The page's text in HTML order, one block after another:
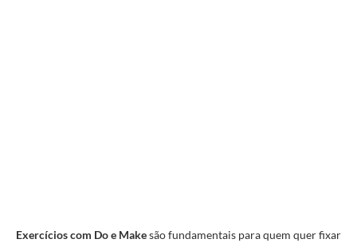
Exercícios com Do e Makesão fundamentais para quem quer fixar